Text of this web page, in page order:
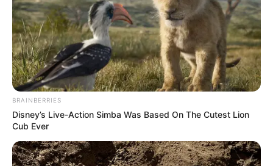
BRAINBERRIES
Disney’s Live-Action Simba Was Based On The Cutest Lion
Cub Ever